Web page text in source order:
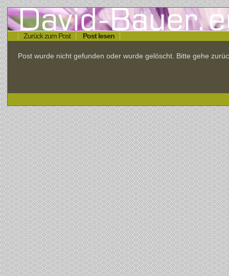
Zurück zum Post Post lesen
Post wurde nicht gefunden oder wurde gelöscht. Bitte gehe